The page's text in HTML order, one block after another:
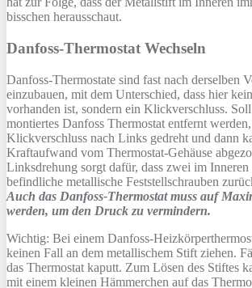
bisschen herausschaut.
Danfoss-Thermostat Wechseln
Danfoss-Thermostate sind fast nach derselben
einzubauen, mit dem Unterschied, dass hier
vorhanden ist, sondern ein Klickverschluss.
montiertes Danfoss Thermostat entfernt
Klickverschluss nach Links gedreht und dann
Kraftaufwand vom Thermostat-Gehäuse
Linksdrehung sorgt dafür, dass zwei im Inneren
befindliche metallische Feststellschrauben
Auch das Danfoss-Thermostat muss auf
werden, um den Druck zu vermindern.
Wichtig: Bei einem Danfoss-
keinen Fall an dem metallischem Stift ziehen.
das Thermostat kaputt. Zum Lösen des Stiftes
mit einem kleinen Hämmerchen auf das